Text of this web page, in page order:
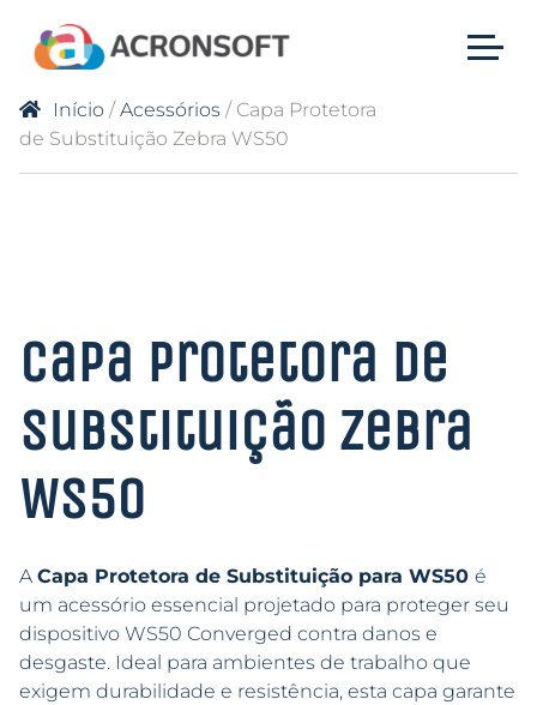
Início /Acessórios / Capa Protetora
de Substituição Zebra WS50
Capa Protetora de
Substituição Zebra
WS50
A Capa Protetora de Substituição para WS50 é
um acessório essencial projetado para proteger seu
dispositivo WS50 Converged contra danos e
desgaste. Ideal para ambientes de trabalho que
exigem durabilidade e resistência, esta capa garante